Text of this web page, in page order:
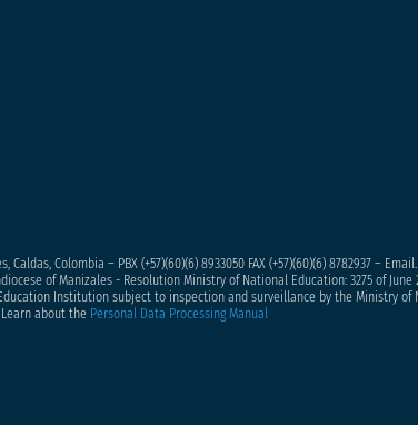
Caldas, Colombia – PBX (+57)(60)(6) 8933050FAX (+57)(60)(6) 8782937 –
of Manizales - Resolution Ministry of National Education: 3275 of June
Institution subject to inspection and surveillance by the Ministry of
Learn about the Personal Data Processing Manual